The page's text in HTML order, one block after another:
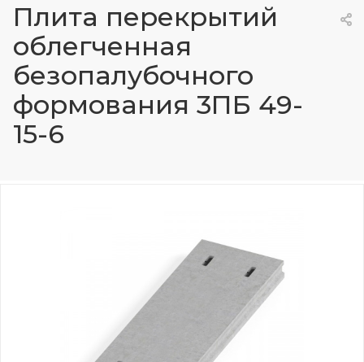
Плита перекрытий
облегченная
безопалубочного
формования 3ПБ 49-
15-6